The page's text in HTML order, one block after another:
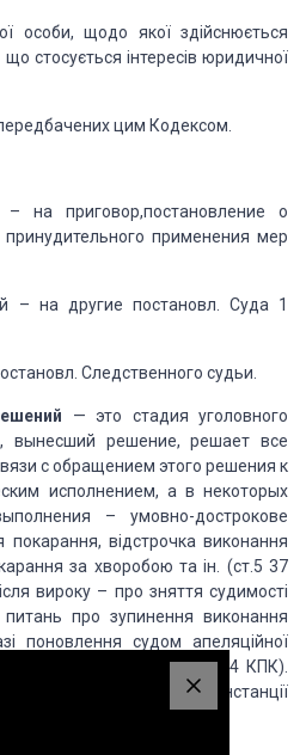
особи, щодо якої здійснюється
стосується інтересів юридичної
цим Кодексом.
– на приговор,постановление о
применения мер
– на другие постановл. Суда 1
Следственного судьи.
— это стадия уголовного
вынесший решение, решает все
с обращением этого решения к
исполнением, а в некоторых
–умовно-дострокове
покарання, відстрочка виконання
за хворобою та ін. (ст.5 37
вироку – про зняття судимості
про зупинення виконання
поновлення судом апеляційної
оскарження
– ч.4 ст.534 КПК).
суддею суду 1 інстанції